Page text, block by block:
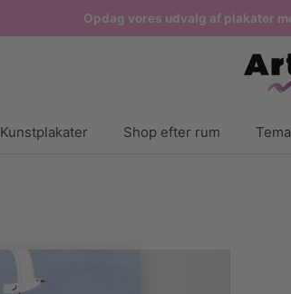
Opdag vores udvalg af plakater
Kunstplakater Shop efter rum